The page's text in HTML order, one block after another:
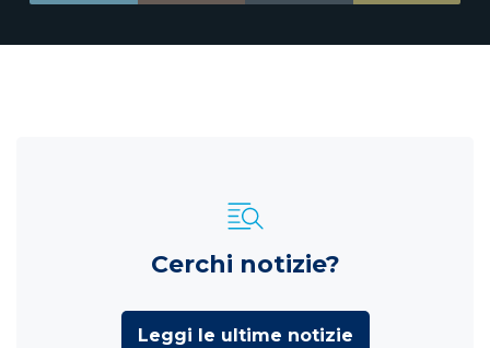
Cerchi notizie?
Leggi le ultime notizie